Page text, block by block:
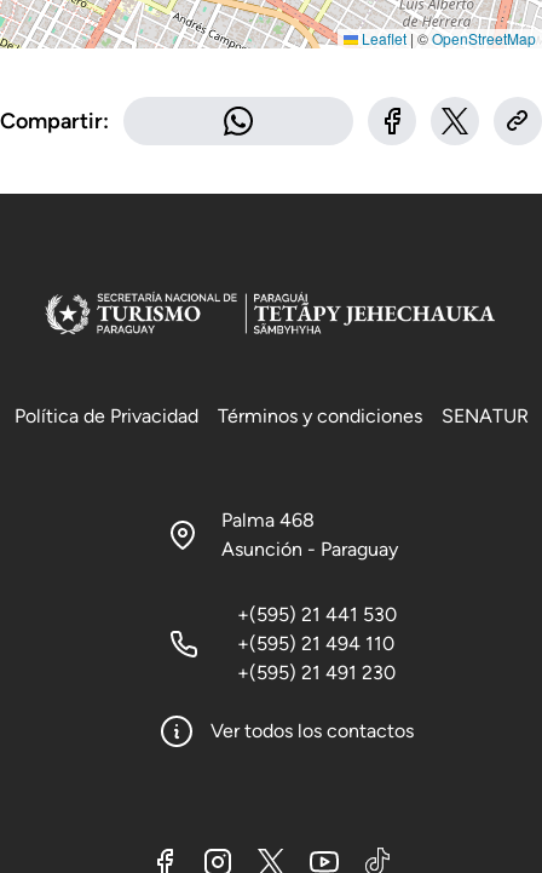
Leaflet | ©OpenStreetMap
Compartir:
Política de Privacidad Términos y condiciones SENATUR
Palma 468
Asunción - Paraguay
+(595) 21 441 530
+(595) 21 494 110
+(595) 21 491 230
Ver todos los contactos